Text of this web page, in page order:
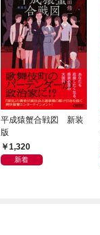
平成猿蟹合戦図 新装
版
1,320
新着